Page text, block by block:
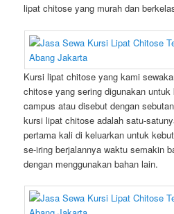
lipat chitose yang murah dan
Kursi lipat chitose yang kami
chitose yang sering digunakan
campus atau disebut dengan
kursi lipat chitose adalah satu-
pertama kali di keluarkan untuk
se-iring berjalannya waktu semakin
dengan menggunakan bahan lain.